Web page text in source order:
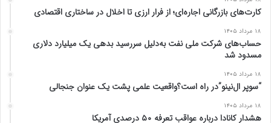
ب
ی
ع
ی
کارت‌های بازرگانی اجاره‌ای؛ از فرار ارزی تا اخلال در ساختاری اقتصادی
۱۸ مرداد ۱۴۰۵
حساب‌های شرکت ملی نفت به‌دلیل سررسید بدهی یک میلیارد دلاری
مسدود شد
۱۸ مرداد ۱۴۰۵
“سوپر ال‌نینو”در راه است؟واقعیت علمی پشت یک عنوان جنجالی
۱۸ مرداد ۱۴۰۵
هشدار کانادا درباره عواقب تعرفه ۵۰ درصدی آمریکا